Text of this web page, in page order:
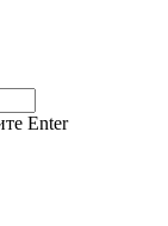
Enter